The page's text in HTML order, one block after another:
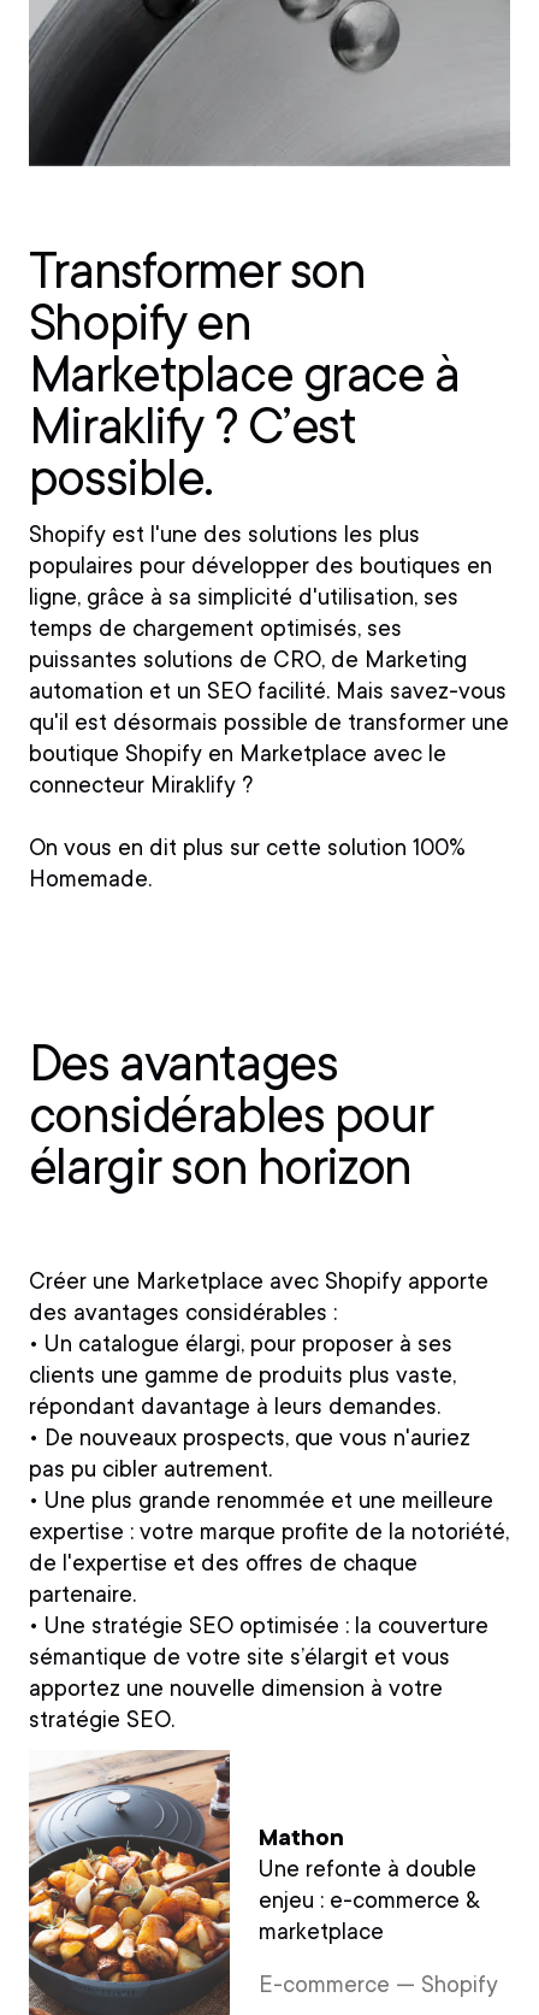
Transformer son
Shopify en
Marketplace grace à
Miraklify ? C’est
possible.
Shopify est l'une des solutions les plus
populaires pour développer des boutiques en
ligne, grâce à sa simplicité d'utilisation, ses
temps de chargement optimisés, ses
puissantes solutions de CRO, de Marketing
automation et un SEO facilité. Mais savez-vous
qu'il est désormais possible de transformer une
boutique Shopify en Marketplace avec le
connecteur Miraklify?
On vous en dit plus sur cette solution 100%
Homemade.
Des avantages
considérables pour
élargir son horizon
Créer une Marketplace avec Shopify apporte
des avantages considérables :
• Un catalogue élargi, pour proposer à ses
clients une gamme de produits plus vaste,
répondant davantage à leurs demandes.
• De nouveaux prospects, que vous n'auriez
pas pu cibler autrement.
• Une plus grande renommée et une meilleure
expertise : votre marque profite de la notoriété,
de l'expertise et des offres de chaque
partenaire.
• Une stratégie SEO optimisée : la couverture
sémantique de votre site s’élargit et vous
apportez une nouvelle dimension à votre
stratégie SEO.
Mathon
Une refonte à double
enjeu : e-commerce &
marketplace
E-commerce — Shopify